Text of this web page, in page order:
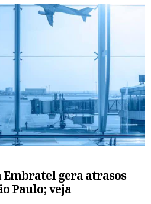
Embratel gera atrasos
Paulo; veja